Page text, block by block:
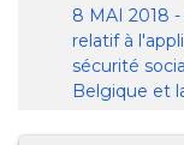
8 MAI 2018
relatif à
sécurité
Belgique et